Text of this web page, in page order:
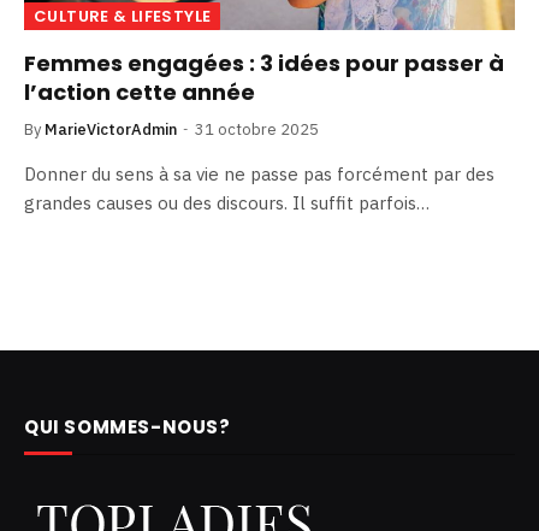
CULTURE & LIFESTYLE
Femmes engagées : 3 idées pour passer à
l’action cette année
By MarieVictorAdmin 31 octobre 2025
Donner du sens à sa vie ne passe pas forcément par des
grandes causes ou des discours. Il suffit parfois…
QUI SOMMES-NOUS?